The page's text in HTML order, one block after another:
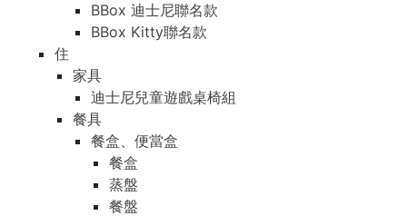
BBox 迪士尼聯名款
BBox Kitty聯名款
住
家具
迪士尼兒童遊戲桌椅組
餐具
餐盒、便當盒
餐盒
蒸盤
餐盤